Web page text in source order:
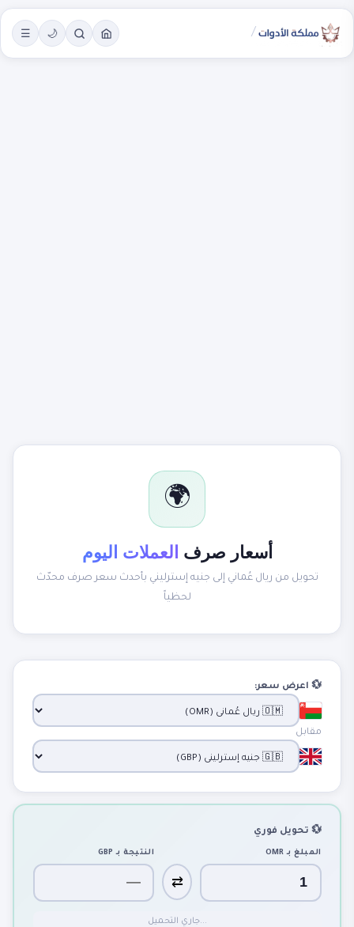
/
🌙
☰
🌍
أسعار صرف العملات اليوم
تحويل من ريال عُماني إلى جنيه إسترليني بأحدث سعر صرف محدّث
لحظياً
💱 اعرض سعر:
مقابل
💱 تحويل فوري
المبلغ بـ OMR
⇄
النتيجة بـ GBP
جاري التحميل...